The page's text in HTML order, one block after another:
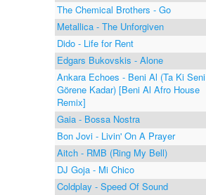
The Chemical Brothers - Go
Metallica - The Unforgiven
Dido - Life for Rent
Edgars Bukovskis - Alone
Ankara Echoes - Beni Al (Ta Ki Seni
Görene Kadar) [Beni Al Afro House
Remix]
Gaia - Bossa Nostra
Bon Jovi - Livin' On A Prayer
Aitch - RMB (Ring My Bell)
DJ Goja - Mi Chico
Coldplay - Speed Of Sound